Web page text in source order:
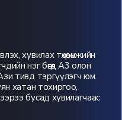
хувилах төхөөрөмжийн
нэг бөгөөд А3 олон
тивд тэргүүлэгч юм.
хатан тохиргоо,
бусад хувилагчаас